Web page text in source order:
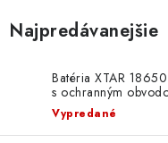
DOMÁCNOSŤ
ELEKTROINŠTALAČNÝ
Najpredávanejšie
Batéria XTAR
s ochranným
Vypredané